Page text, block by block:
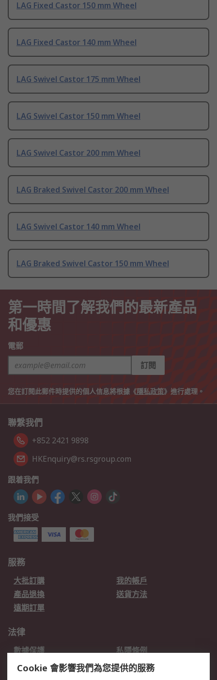
LAG Fixed Castor 150 mm Wheel
LAG Fixed Castor 140 mm Wheel
LAG Swivel Castor 175 mm Wheel
LAG Swivel Castor 150 mm Wheel
LAG Swivel Castor 200 mm Wheel
LAG Braked Swivel Castor 200 mm Wheel
LAG Swivel Castor 140 mm Wheel
LAG Braked Swivel Castor 150 mm Wheel
第一時間了解我們的最新產品
和優惠
電郵
訂閱
您在訂閱此郵件時提供的個人信息將根據《隱私政策》進行處理。
聯繫我們
+852 2421 9898
HKEnquiry@rs.rsgroup.com
跟着我們
我們接受
服務
大批訂購
我的帳戶
產品退換
送貨方法
遠期訂單
法律
數據保護
私隱條例
網站條款
郵件安全
Cookie 會影響我們為您提供的服務